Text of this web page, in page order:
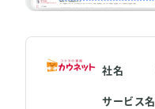
お問い合わせ 社名
サービス名